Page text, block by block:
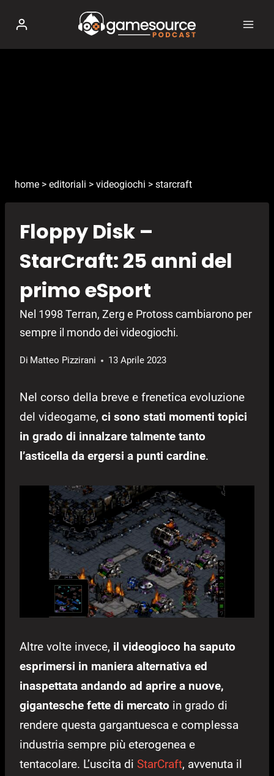
contenuto
home > editoriali > videogiochi > starcraft
Floppy Disk –
StarCraft: 25 anni del
primo eSport
Nel 1998 Terran, Zerg e Protoss cambiarono per
sempre il mondo dei videogiochi.
Di Matteo Pizzirani 13 Aprile 2023
Nel corso della breve e frenetica evoluzione
del videogame, ci sono stati momenti topici
in grado di innalzare talmente tanto
l’asticella da ergersi a punti cardine.
Altre volte invece, il videogioco ha saputo
esprimersi in maniera alternativa ed
inaspettata andando ad aprire a nuove,
gigantesche fette di mercato in grado di
rendere questa gargantuesca e complessa
industria sempre più eterogenea e
tentacolare. L’uscita di StarCraft, avvenuta il